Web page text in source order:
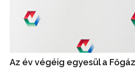
Az év végéig egyesül a Főgáz